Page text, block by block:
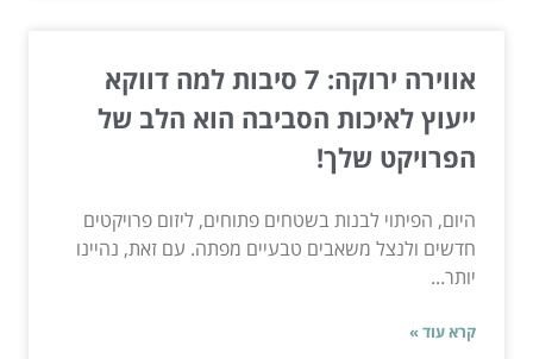
אווירה ירוקה: 7 סיבות למה דווקא
ייעוץ לאיכות הסביבה הוא הלב של
הפרויקט שלך!
היום, הפיתוי לבנות בשטחים פתוחים, ליזום פרויקטים
חדשים ולנצל משאבים טבעיים מפתה. עם זאת, נהיינו
יותר...
קרא עוד »